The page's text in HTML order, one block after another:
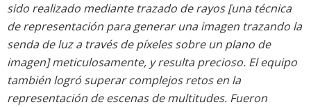
sido realizado mediante trazado de rayos [una técnica
de representación para generar una imagen trazando la
senda de luz a través de píxeles sobre un plano de
imagen] meticulosamente, y resulta precioso. El equipo
también logró superar complejos retos en la
representación de escenas de multitudes. Fueron